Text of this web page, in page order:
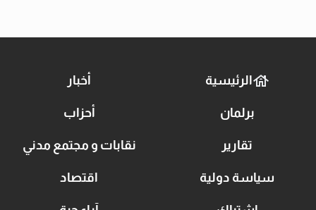
الرئيسية أخبار
برلمان أحزاب
تقارير نقابات و مجتمع مدني
سياسة دولية اقتصاد